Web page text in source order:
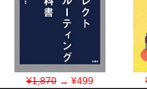
¥1,870→ ¥499